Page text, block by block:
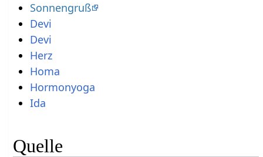
Sonnengruß
Devi
Devi
Herz
Homa
Hormonyoga
Ida
Quelle